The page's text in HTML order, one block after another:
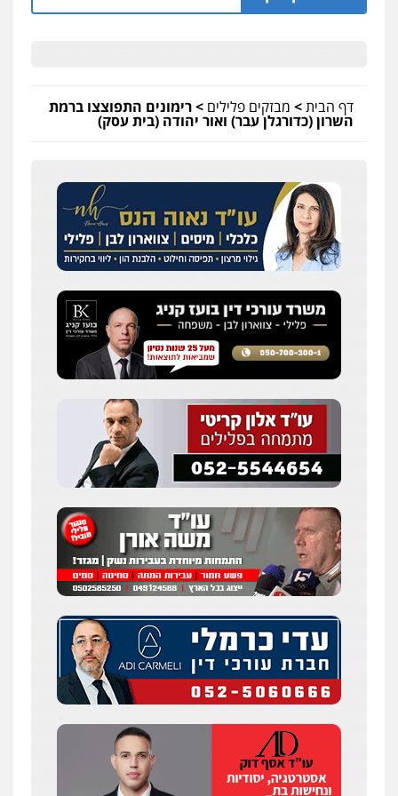
דף הבית> מבזקים פלילים >רימונים התפוצצו ברמת
השרון (כדורגלן עבר) ואור יהודה (בית עסק)